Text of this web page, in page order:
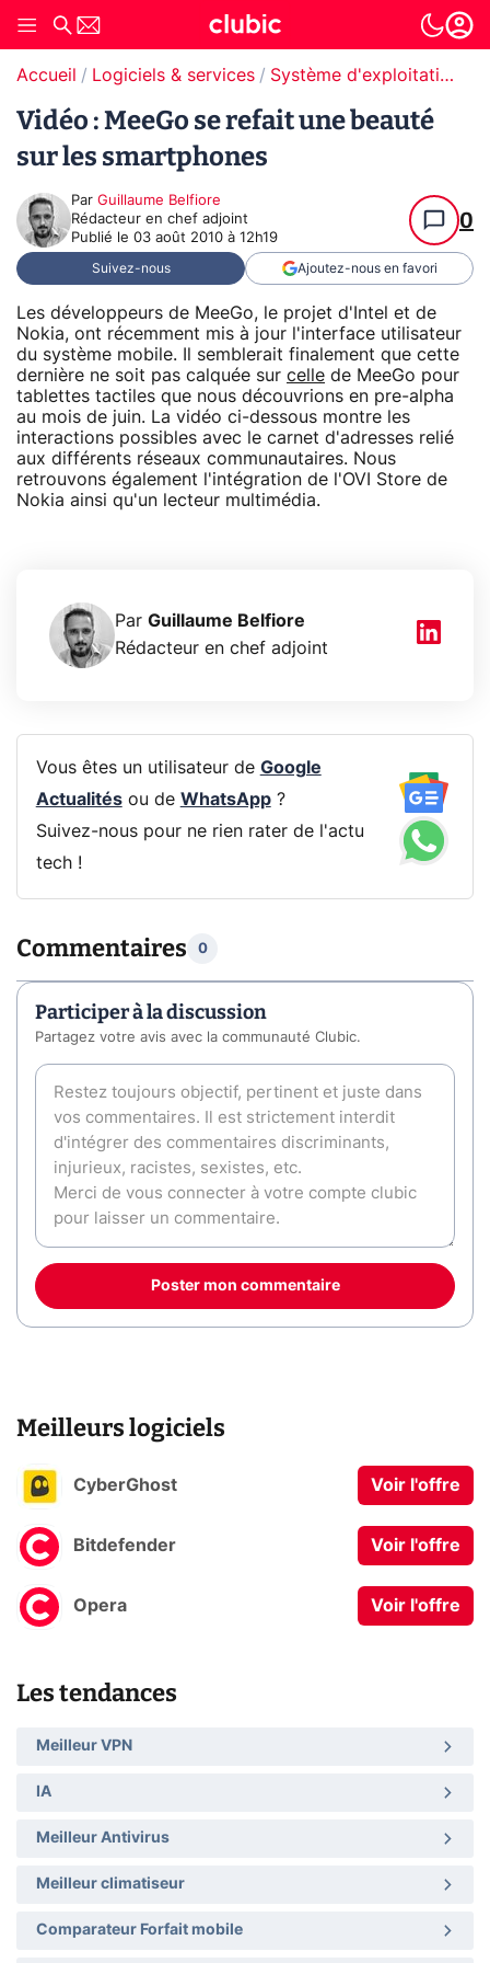
Accueil Logiciels & services Système d'exploitation (OS)
Vidéo : MeeGo se refait une beauté
sur les smartphones
Par Guillaume Belfiore
Rédacteur en chef adjoint
Publié le 03 août 2010 à 12h19
0
Suivez-nous Ajoutez-nous en favori
Les développeurs de MeeGo, le projet d'Intel et de
Nokia, ont récemment mis à jour l'interface utilisateur
du système mobile. Il semblerait finalement que cette
dernière ne soit pas calquée sur celle de MeeGo pour
tablettes tactiles que nous découvrions en pre-alpha
au mois de juin. La vidéo ci-dessous montre les
interactions possibles avec le carnet d'adresses relié
aux différents réseaux communautaires. Nous
retrouvons également l'intégration de l'OVI Store de
Nokia ainsi qu'un lecteur multimédia.
Par Guillaume Belfiore
Rédacteur en chef adjoint
Vous êtes un utilisateur de Google
Actualitésou de WhatsApp?
Suivez-nous pour ne rien rater de l'actu
tech !
Commentaires 0
Participer à la discussion
Partagez votre avis avec la communauté Clubic.
Poster mon commentaire
Meilleurs logiciels
CyberGhost Voir l'offre
Bitdefender Voir l'offre
Opera Voir l'offre
Les tendances
Meilleur VPN
IA
Meilleur Antivirus
Meilleur climatiseur
Comparateur Forfait mobile